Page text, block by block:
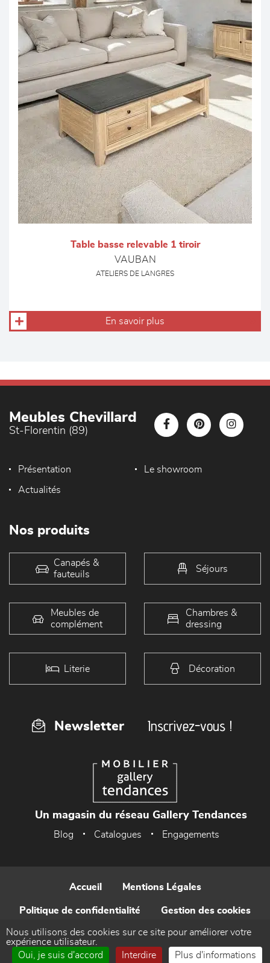
Table basse relevable 1 tiroir
VAUBAN
ATELIERS DE LANGRES
En savoir plus
Meubles Chevillard
St-Florentin (89)
Présentation Le showroom
Actualités
Nos produits
Canapés &
fauteuils
Séjours
Meubles de
complément
Chambres &
dressing
Literie Décoration
Newsletter Inscrivez-vous !
Un magasin du réseau Gallery Tendances
Blog Catalogues Engagements
Accueil Mentions Légales
Politique de confidentialité Gestion des cookies
Contact
Nous utilisons des cookies sur ce site pour améliorer votre
expérience utilisateur.
Oui, je suis d'accord
Interdire Plus d'informations